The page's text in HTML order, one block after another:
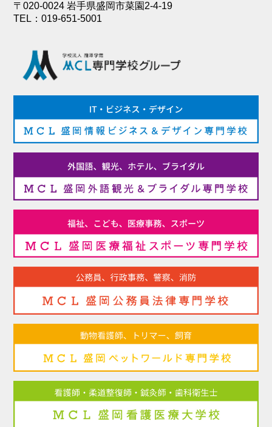
〒020-0024 岩手県盛岡市菜園2-4-19
TEL：019-651-5001